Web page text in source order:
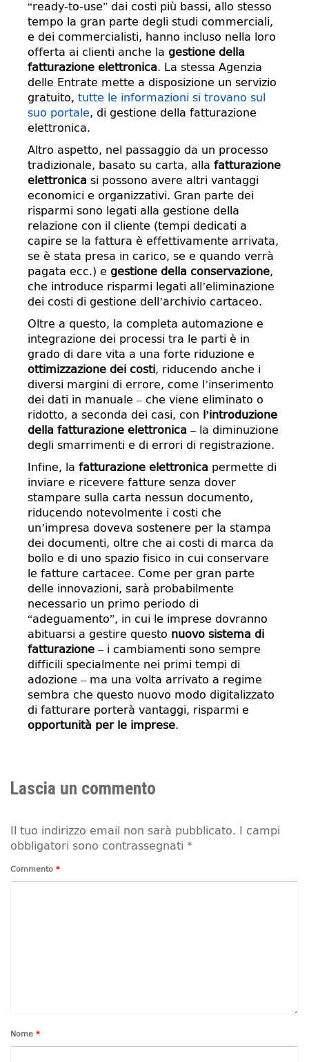
“ready-to-use” dai costi più bassi, allo stesso
tempo la gran parte degli studi commerciali,
e dei commercialisti, hanno incluso nella loro
offerta ai clienti anche la gestione della
fatturazione elettronica. La stessa Agenzia
delle Entrate mette a disposizione un servizio
gratuito, tutte le informazioni si trovano sul
suo portale, di gestione della fatturazione
elettronica.
Altro aspetto, nel passaggio da un processo
tradizionale, basato su carta, alla fatturazione
elettronica si possono avere altri vantaggi
economici e organizzativi. Gran parte dei
risparmi sono legati alla gestione della
relazione con il cliente (tempi dedicati a
capire se la fattura è effettivamente arrivata,
se è stata presa in carico, se e quando verrà
pagata ecc.) e gestione della conservazione,
che introduce risparmi legati all’eliminazione
dei costi di gestione dell’archivio cartaceo.
Oltre a questo, la completa automazione e
integrazione dei processi tra le parti è in
grado di dare vita a una forte riduzione e
ottimizzazione dei costi, riducendo anche i
diversi margini di errore, come l’inserimento
dei dati in manuale – che viene eliminato o
ridotto, a seconda dei casi, con l’introduzione
della fatturazione elettronica – la diminuzione
degli smarrimenti e di errori di registrazione.
Infine, la fatturazione elettronica permette di
inviare e ricevere fatture senza dover
stampare sulla carta nessun documento,
riducendo notevolmente i costi che
un’impresa doveva sostenere per la stampa
dei documenti, oltre che ai costi di marca da
bollo e di uno spazio fisico in cui conservare
le fatture cartacee. Come per gran parte
delle innovazioni, sarà probabilmente
necessario un primo periodo di
“adeguamento”, in cui le imprese dovranno
abituarsi a gestire questo nuovo sistema di
fatturazione – i cambiamenti sono sempre
difficili specialmente nei primi tempi di
adozione – ma una volta arrivato a regime
sembra che questo nuovo modo digitalizzato
di fatturare porterà vantaggi, risparmi e
opportunità per le imprese.
Lascia un commento
Il tuo indirizzo email non sarà pubblicato. I campi
obbligatori sono contrassegnati *
Commento *
Nome *